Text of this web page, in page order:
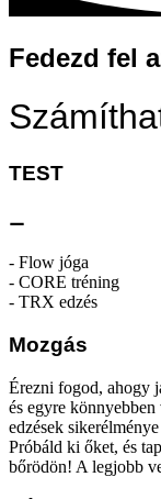
Fedezd fel
TEST
⚊
- Flow jóga
- CORE tréning
- TRX edzés
Mozgás
Érezni fogod, ahogy
és egyre
edzések
Próbáld ki őket, és
bőrödön! A legjobb